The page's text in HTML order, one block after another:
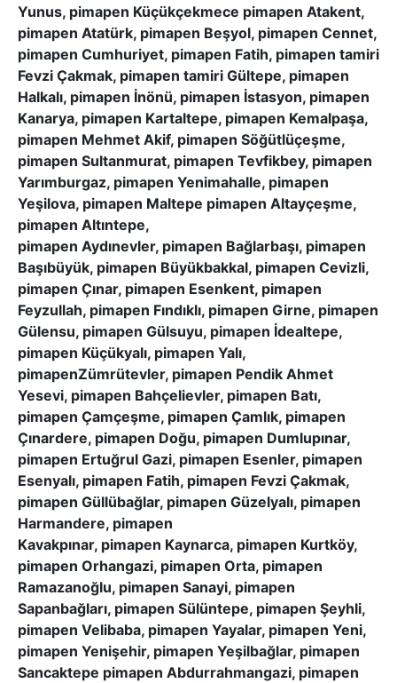
Yunus, pimapen Küçükçekmece pimapen Atakent,
pimapen Atatürk, pimapen Beşyol, pimapen Cennet,
pimapen Cumhuriyet, pimapen Fatih, pimapen tamiri
Fevzi Çakmak, pimapen tamiri Gültepe, pimapen
Halkalı, pimapen İnönü, pimapen İstasyon, pimapen
Kanarya, pimapen Kartaltepe, pimapen Kemalpaşa,
pimapen Mehmet Akif, pimapen Söğütlüçeşme,
pimapen Sultanmurat, pimapen Tevfikbey, pimapen
Yarımburgaz, pimapen Yenimahalle, pimapen
Yeşilova, pimapen Maltepe pimapen Altayçeşme,
pimapen Altıntepe,
pimapen Aydınevler, pimapen Bağlarbaşı, pimapen
Başıbüyük, pimapen Büyükbakkal, pimapen Cevizli,
pimapen Çınar, pimapen Esenkent, pimapen
Feyzullah, pimapen Fındıklı, pimapen Girne, pimapen
Gülensu, pimapen Gülsuyu, pimapen İdealtepe,
pimapen Küçükyalı, pimapen Yalı,
pimapenZümrütevler, pimapen Pendik Ahmet
Yesevi, pimapen Bahçelievler, pimapen Batı,
pimapen Çamçeşme, pimapen Çamlık, pimapen
Çınardere, pimapen Doğu, pimapen Dumlupınar,
pimapen Ertuğrul Gazi, pimapen Esenler, pimapen
Esenyalı, pimapen Fatih, pimapen Fevzi Çakmak,
pimapen Güllübağlar, pimapen Güzelyalı, pimapen
Harmandere, pimapen
Kavakpınar, pimapen Kaynarca, pimapen Kurtköy,
pimapen Orhangazi, pimapen Orta, pimapen
Ramazanoğlu, pimapen Sanayi, pimapen
Sapanbağları, pimapen Sülüntepe, pimapen Şeyhli,
pimapen Velibaba, pimapen Yayalar, pimapen Yeni,
pimapen Yenişehir, pimapen Yeşilbağlar, pimapen
Sancaktepe pimapen Abdurrahmangazi, pimapen